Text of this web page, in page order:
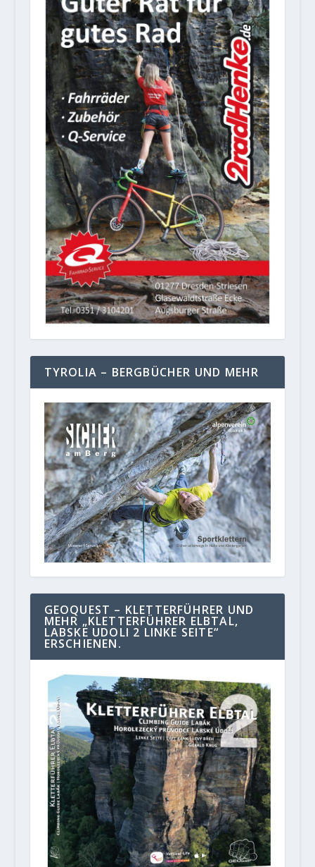
TYROLIA – BERGBÜCHER UND MEHR
GEOQUEST – KLETTERFÜHRER UND
MEHR „KLETTERFÜHRER ELBTAL,
LABSKE UDOLI 2 LINKE SEITE“
ERSCHIENEN.